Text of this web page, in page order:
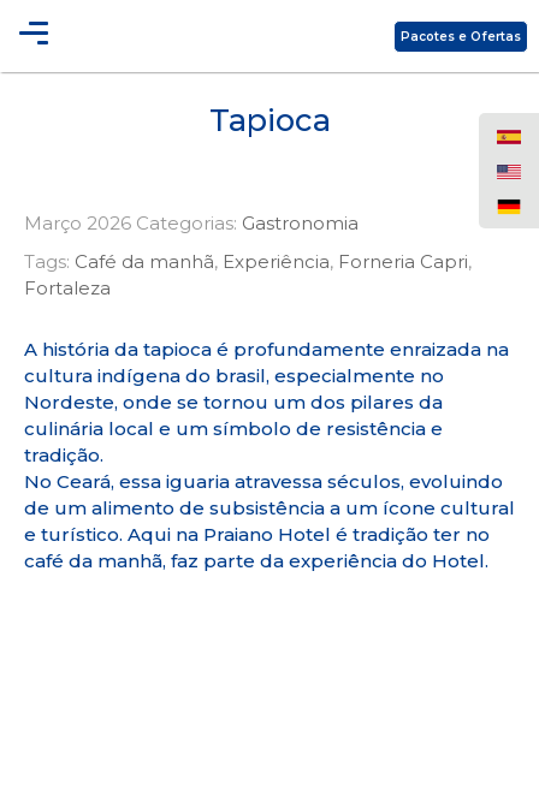
Pacotes e Ofertas
Tapioca
Março 2026 Categorias: Gastronomia
Tags: Café da manhã, Experiência, Forneria Capri,
Fortaleza
A história da tapioca é profundamente enraizada na
cultura indígena do brasil, especialmente no
Nordeste, onde se tornou um dos pilares da
culinária local e um símbolo de resistência e
tradição.
No Ceará, essa iguaria atravessa séculos, evoluindo
de um alimento de subsistência a um ícone cultural
e turístico. Aqui na Praiano Hotel é tradição ter no
café da manhã, faz parte da experiência do Hotel.